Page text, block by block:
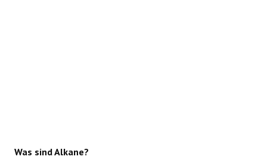
Was sind Alkane?